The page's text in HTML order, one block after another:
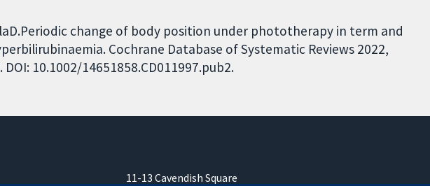
change of body position under phototherapy in term and
Cochrane Database of Systematic Reviews 2022,
DOI: 10.1002/14651858.CD011997.pub2.
11-13 Cavendish Square